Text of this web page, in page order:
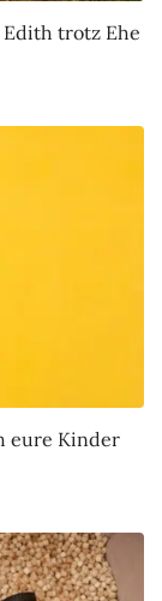
trotz Ehe
eure Kinder